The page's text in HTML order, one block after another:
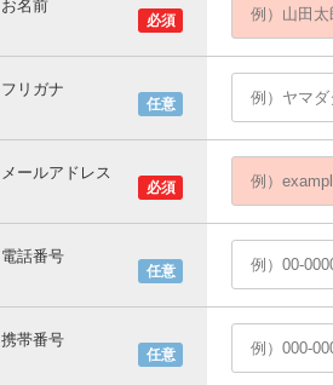
必須
お名前
任意
フリガナ
必須
メールアドレス
任意
電話番号
任意
携帯番号